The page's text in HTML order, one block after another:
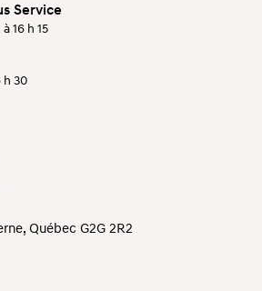
Service
16 h 15
h 30
Québec G2G 2R2